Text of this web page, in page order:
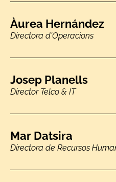
Àurea Hernández
Directora d'Operacions
Josep Planells
Director Telco & IT
Mar Datsira
Directora de Recursos